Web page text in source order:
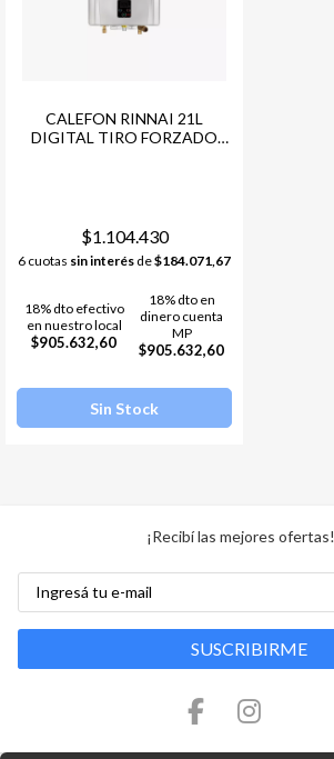
CALEFON RINNAI 21L
DIGITAL TIRO FORZADO
$1.104.430
6 cuotas sin interés de$184.071,67
18% dto efectivo
en nuestro local
$905.632,60
18% dto en
dinero cuenta
MP
$905.632,60
Sin Stock
¡Recibí las mejores ofertas!
SUSCRIBIRME